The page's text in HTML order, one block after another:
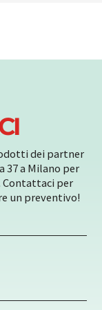
dei partner
37 a Milano per
Contattaci per
un preventivo!